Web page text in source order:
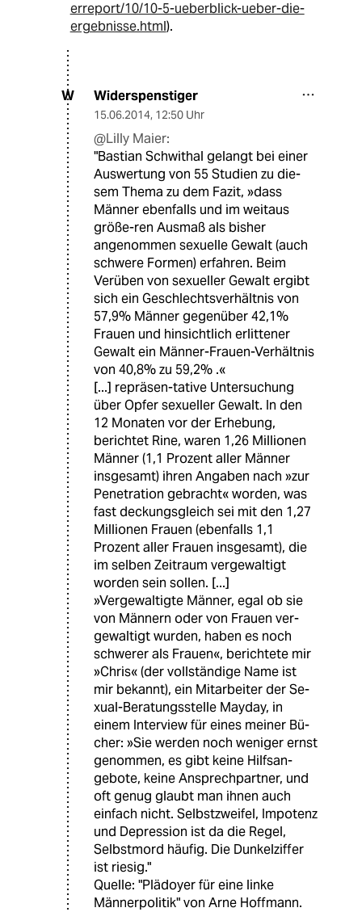
erreport/10/10-5-ueberblick-ueber-die-
ergebnisse.html).
W Widerspenstiger
15.06.2014, 12:50 Uhr
@Lilly Maier:
"Bastian Schwithal gelangt bei einer
Auswertung von 55 Studien zu die-
sem Thema zu dem Fazit, »dass
Männer ebenfalls und im weitaus
größe-ren Ausmaß als bisher
angenommen sexuelle Gewalt (auch
schwere Formen) erfahren. Beim
Verüben von sexueller Gewalt ergibt
sich ein Geschlechtsverhältnis von
57,9% Männer gegenüber 42,1%
Frauen und hinsichtlich erlittener
Gewalt ein Männer-Frauen-Verhältnis
von 40,8% zu 59,2% .«
[...] repräsen-tative Untersuchung
über Opfer sexueller Gewalt. In den
12 Monaten vor der Erhebung,
berichtet Rine, waren 1,26 Millionen
Männer (1,1 Prozent aller Männer
insgesamt) ihren Angaben nach »zur
Penetration gebracht« worden, was
fast deckungsgleich sei mit den 1,27
Millionen Frauen (ebenfalls 1,1
Prozent aller Frauen insgesamt), die
im selben Zeitraum vergewaltigt
worden sein sollen. [...]
»Vergewaltigte Männer, egal ob sie
von Männern oder von Frauen ver-
gewaltigt wurden, haben es noch
schwerer als Frauen«, berichtete mir
»Chris« (der vollständige Name ist
mir bekannt), ein Mitarbeiter der Se-
xual-Beratungsstelle Mayday, in
einem Interview für eines meiner Bü-
cher: »Sie werden noch weniger ernst
genommen, es gibt keine Hilfsan-
gebote, keine Ansprechpartner, und
oft genug glaubt man ihnen auch
einfach nicht. Selbstzweifel, Impotenz
und Depression ist da die Regel,
Selbstmord häufig. Die Dunkelziffer
ist riesig."
Quelle: "Plädoyer für eine linke
Männerpolitik" von Arne Hoffmann.